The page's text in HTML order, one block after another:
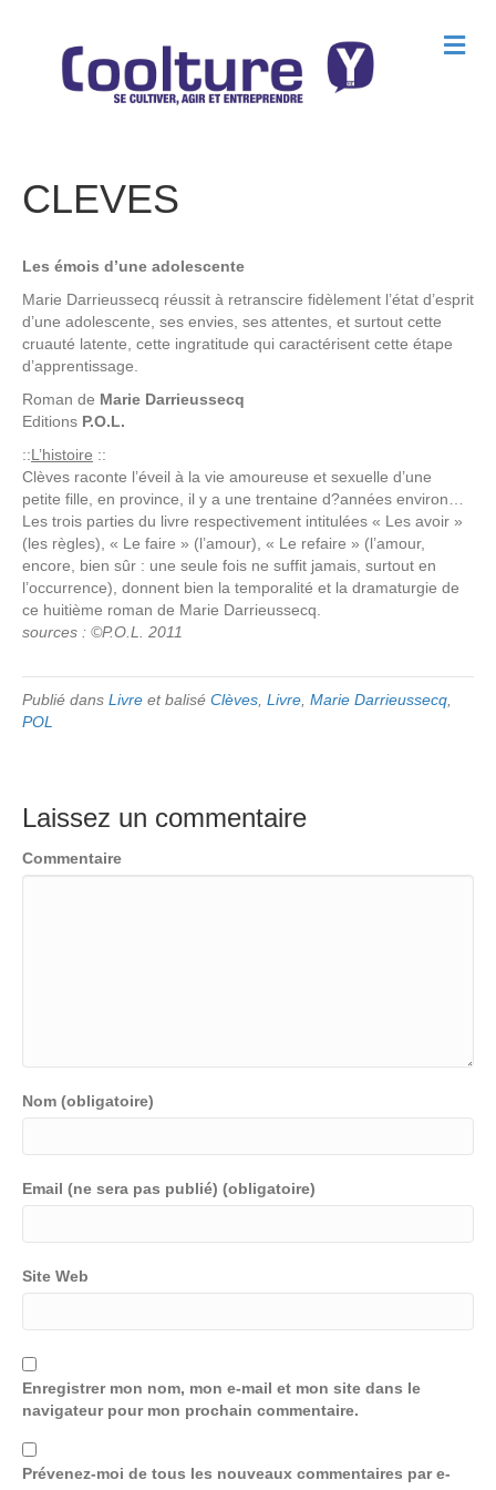
M
e
CLEVES
Les émois d’une adolescente
Marie Darrieussecq réussit à retranscire fidèlement l’état d’esprit
d’une adolescente, ses envies, ses attentes, et surtout cette
cruauté latente, cette ingratitude qui caractérisent cette étape
d’apprentissage.
Roman de Marie Darrieussecq
Editions P.O.L.
::L’histoire ::
Clèves raconte l’éveil à la vie amoureuse et sexuelle d’une
petite fille, en province, il y a une trentaine d?années environ…
Les trois parties du livre respectivement intitulées « Les avoir »
(les règles), « Le faire » (l’amour), « Le refaire » (l’amour,
encore, bien sûr : une seule fois ne suffit jamais, surtout en
l’occurrence), donnent bien la temporalité et la dramaturgie de
ce huitième roman de Marie Darrieussecq.
sources : ©P.O.L. 2011
Publié dans Livre et balisé Clèves Livre Marie Darrieussecq
POL
Laissez un commentaire
Commentaire
Nom (obligatoire)
Email (ne sera pas publié) (obligatoire)
Site Web
Enregistrer mon nom, mon e-mail et mon site dans le
navigateur pour mon prochain commentaire.
Prévenez-moi de tous les nouveaux commentaires par e-